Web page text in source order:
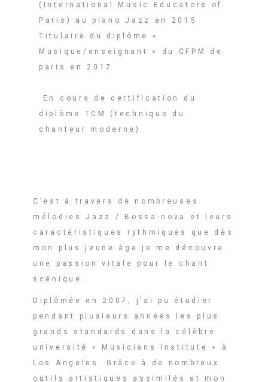
(International Music Educators of
Paris) au piano Jazz en 2015
Titulaire du diplôme «
Musique/enseignant » du CFPM de
paris en 2017
En cours de certification du
diplôme TCM (technique du
chanteur moderne)
C’est à travers de nombreuses
mélodies Jazz / Bossa-nova et leurs
caractéristiques rythmiques que dès
mon plus jeune âge je me découvre
une passion vitale pour le chant
scénique.
Diplômée en 2007, j’ai pu étudier
pendant plusieurs années les plus
grands standards dans la célèbre
université « Musicians institute » à
Los Angeles. Grâce à de nombreux
outils artistiques assimilés et mon